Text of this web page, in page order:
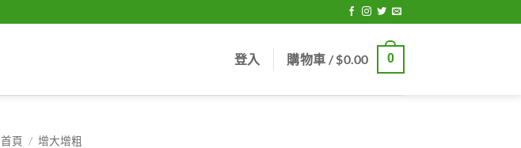
登入 購物車 /$0.00 0
首頁 / 增大增粗